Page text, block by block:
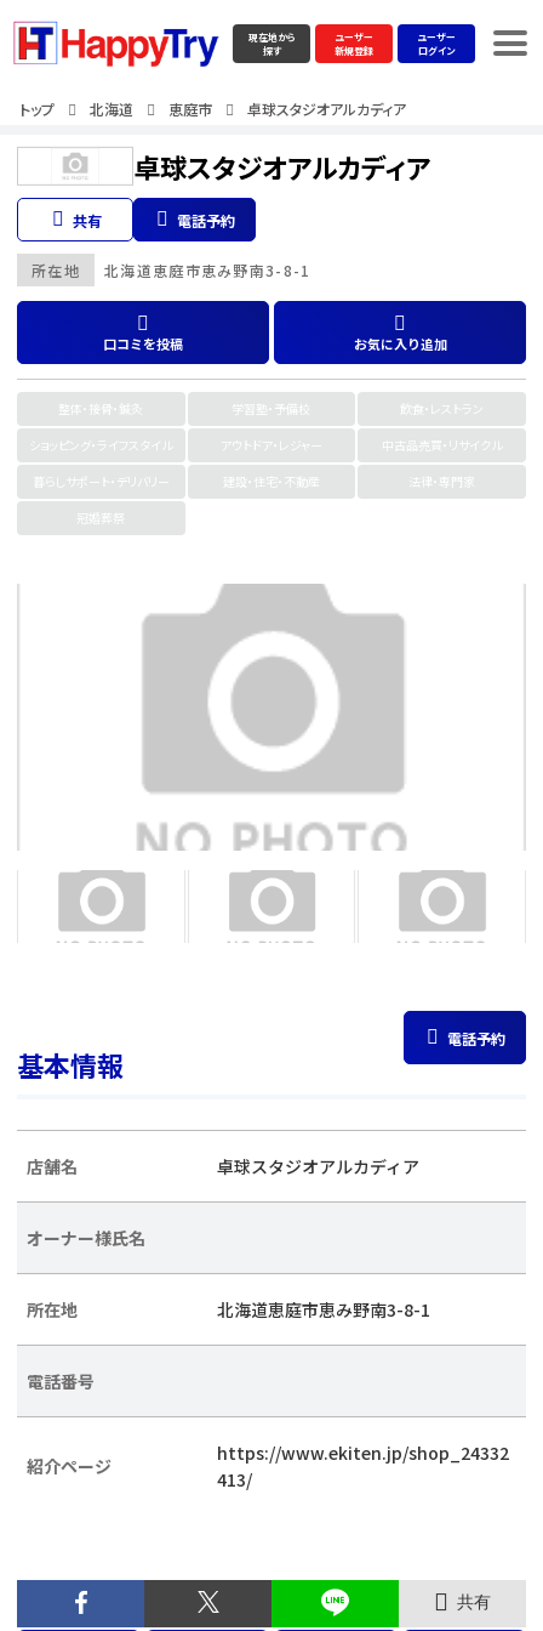
現在地から
探す
ユーザー
新規登録
ユーザー
ログイン
トップ 北海道 恵庭市 卓球スタジオアルカディア
卓球スタジオアルカディア
共有 電話予約
所在地 北海道恵庭市恵み野南3-8-1
口コミを投稿 お気に入り追加
整体・接骨・鍼灸 学習塾・予備校
飲食・レストラン
ショッピング・ライフスタイル
アウトドア・レジャー
中古品売買・リサイクル
暮らしサポート・デリバリー
建設・住宅・不動産
法律・専門家
冠婚葬祭
電話予約
基本情報
店舗名 卓球スタジオアルカディア
オーナー様氏名
所在地 北海道恵庭市恵み野南3-8-1
電話番号
紹介ページ
https://www.ekiten.jp/shop_24332
413/
共有